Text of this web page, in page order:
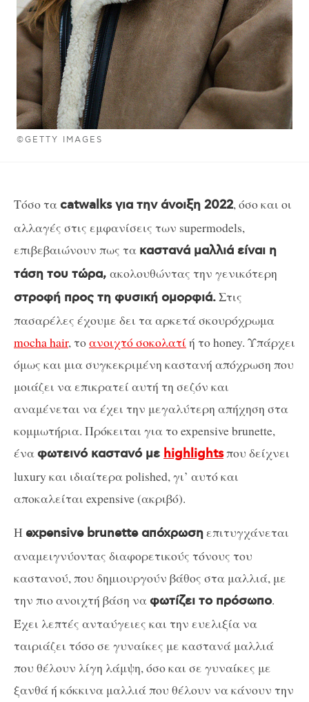
©GETTY IMAGES
Τόσο ταcatwalks για την άνοιξη 2022, όσο και οι
αλλαγές στις εμφανίσεις των supermodels,
επιβεβαιώνουν πως τα καστανά μαλλιά είναι η
τάση του τώρα, ακολουθώντας την γενικότερη
στροφή προς τη φυσική ομορφιά.Στις
πασαρέλες έχουμε δει τα αρκετά σκουρόχρωμα
mocha hair, τοανοιχτό σοκολατί ή το honey. Υπάρχει
όμως και μια συγκεκριμένη καστανή απόχρωση που
μοιάζει να επικρατεί αυτή τη σεζόν και
αναμένεται να έχει την μεγαλύτερη απήχηση στα
κομμωτήρια. Πρόκειται για το expensive brunette,
έναφωτεινό καστανό με highlightsπου δείχνει
luxury και ιδιαίτερα polished, γι’ αυτό και
αποκαλείται expensive (ακριβό).
Η expensive brunette απόχρωσηεπιτυγχάνεται
αναμειγνύοντας διαφορετικούς τόνους του
καστανού, που δημιουργούν βάθος στα μαλλιά, με
την πιο ανοιχτή βάση ναφωτίζει το πρόσωπο.
Έχει λεπτές ανταύγειες και την ευελιξία να
ταιριάζει τόσο σε γυναίκες με καστανά μαλλιά
που θέλουν λίγη λάμψη, όσο και σε γυναίκες με
ξανθά ή κόκκινα μαλλιά που θέλουν να κάνουν την